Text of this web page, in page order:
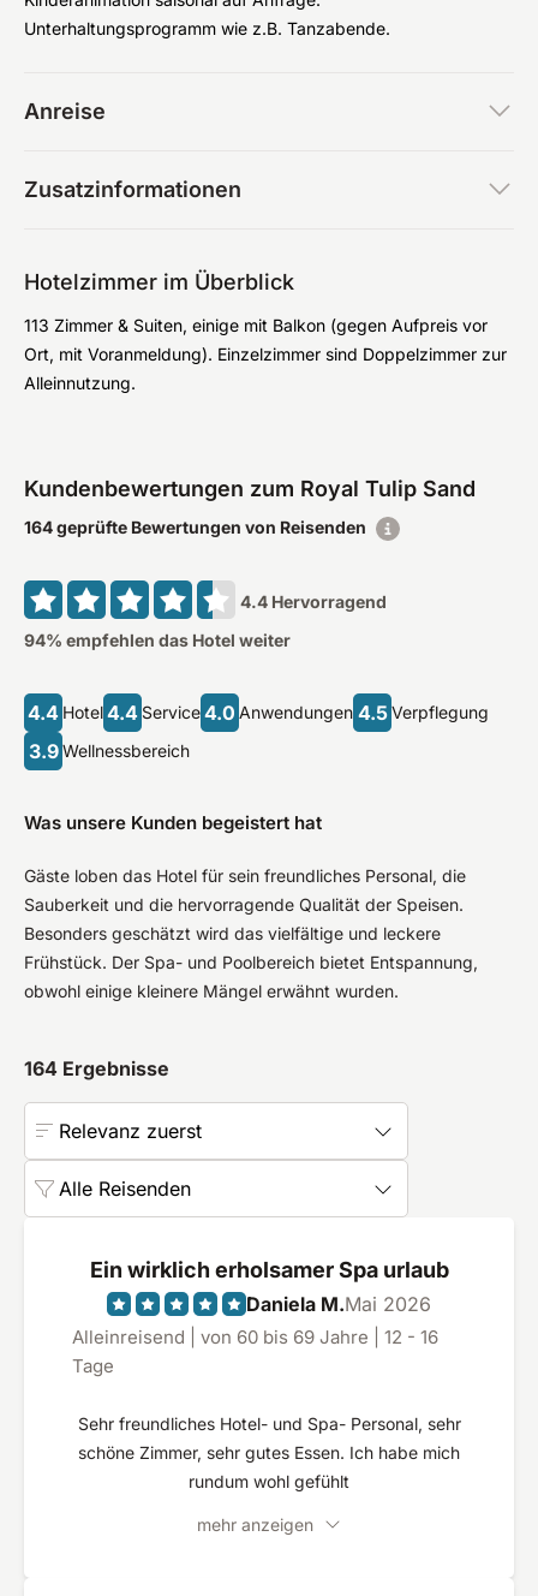
Unterhaltungsprogramm wie z.B. Tanzabende.
Anreise
Zusatzinformationen
Hotelzimmer im Überblick
113 Zimmer & Suiten, einige mit Balkon (gegen Aufpreis vor
Ort, mit Voranmeldung). Einzelzimmer sind Doppelzimmer zur
Alleinnutzung.
Kundenbewertungen zum Royal Tulip Sand
164 geprüfte Bewertungen von Reisenden
4.4 Hervorragend
94% empfehlen das Hotel weiter
4.4 Hotel4.4 Service4.0 Anwendungen 4.5 Verpflegung
3.9 Wellnessbereich
Was unsere Kunden begeistert hat
Gäste loben das Hotel für sein freundliches Personal, die
Sauberkeit und die hervorragende Qualität der Speisen.
Besonders geschätzt wird das vielfältige und leckere
Frühstück. Der Spa- und Poolbereich bietet Entspannung,
obwohl einige kleinere Mängel erwähnt wurden.
164 Ergebnisse
Relevanz zuerst
Alle Reisenden
Ein wirklich erholsamer Spa urlaub
Daniela M.Mai 2026
Alleinreisend | von 60 bis 69 Jahre | 12 - 16
Tage
Sehr freundliches Hotel- und Spa- Personal, sehr
schöne Zimmer, sehr gutes Essen. Ich habe mich
rundum wohl gefühlt
mehr anzeigen